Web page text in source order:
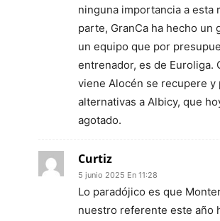
ninguna importancia a esta
parte, GranCa ha hecho un
un equipo que por
entrenador, es de Euroliga.
viene Alocén se recupere y
alternativas a Albicy, que
agotado.
Curtiz
5 junio 2025 En 11:28
Lo paradójico es que
nuestro referente este año